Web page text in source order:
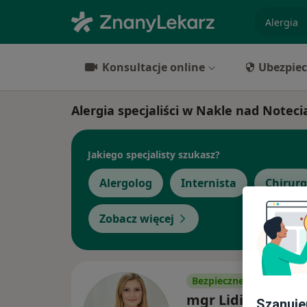
Konsultacje online
Alergia specjaliści w Nakle nad
Jakiego specjalisty szukasz?
Alergolog Internista Chirurg
Zobacz więcej
Bezpieczne płatności
mgr Lidia Lasik